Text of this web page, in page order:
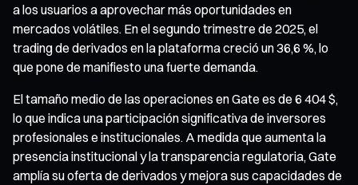
a los usuarios a aprovechar más oportunidades en
mercados volátiles. En el segundo trimestre de 2025, el
trading de derivados en la plataforma creció un 36,6 %, lo
que pone de manifiesto una fuerte demanda.
El tamaño medio de las operaciones en Gate es de 6 404 $,
lo que indica una participación significativa de inversores
profesionales e institucionales. A medida que aumenta la
presencia institucional y la transparencia regulatoria, Gate
amplía su oferta de derivados y mejora sus capacidades de